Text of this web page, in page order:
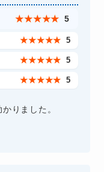
★★★★★ 5
★★★★★ 5
★★★★★ 5
★★★★★ 5
りました。